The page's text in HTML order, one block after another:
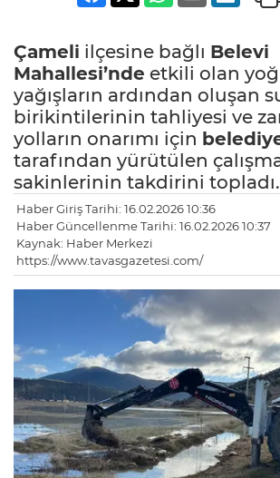
Çameli ilçesine bağlı Belevi
Mahallesi’nde etkili olan
yağışların ardından oluşan
birikintilerinin tahliyesi ve
yolların onarımı için
tarafından yürütülen
sakinlerinin takdirini topladı.
Haber Giriş Tarihi: 16.02.2026 10:36
Haber Güncellenme Tarihi: 16.02.2026 10:37
Kaynak: Haber Merkezi
https://www.tavasgazetesi.com/